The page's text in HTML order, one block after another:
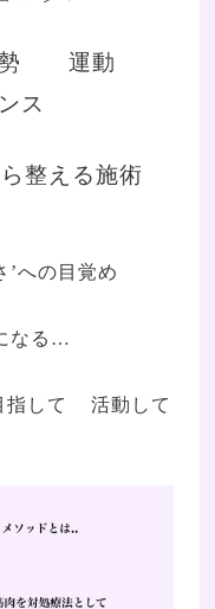
運動
ス
ら整える施術
’への目覚め
なる…
指して 活動して